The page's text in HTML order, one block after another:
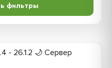
фильтры
- 26.1.2 🌙 Сервер